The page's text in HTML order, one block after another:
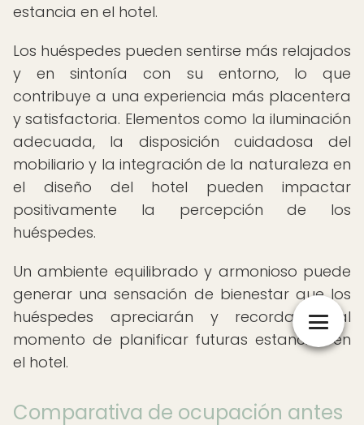
estancia en el hotel.
Los huéspedes pueden sentirse más relajados
y en sintonía con su entorno, lo que
contribuye a una experiencia más placentera
y satisfactoria. Elementos como la iluminación
adecuada, la disposición cuidadosa del
mobiliario y la integración de la naturaleza en
el diseño del hotel pueden impactar
positivamente la percepción de los
huéspedes.
Un ambiente equilibrado y armonioso puede
generar una sensación de bienestar que los
huéspedes apreciarán y recordarán al
momento de planificar futuras estancias en
el hotel.
Comparativa de ocupación antes